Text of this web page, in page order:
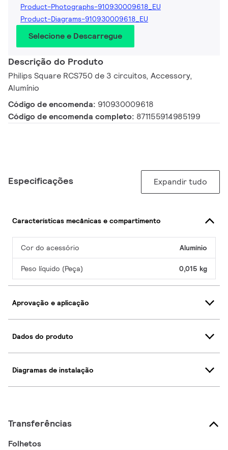
Product-Photographs-910930009618_EU
Product-Diagrams-910930009618_EU
Selecione e Descarregue
Descrição do Produto
Philips Square RCS750 de 3 circuitos, Accessory,
Alumínio
Código de encomenda: 910930009618
Código de encomenda completo: 871155914985199
Especificações Expandir tudo
Características mecânicas e compartimento
Cor do acessório Alumínio
Peso líquido (Peça) 0,015 kg
Aprovação e aplicação
Dados do produto
Diagramas de instalação
Transferências
Folhetos